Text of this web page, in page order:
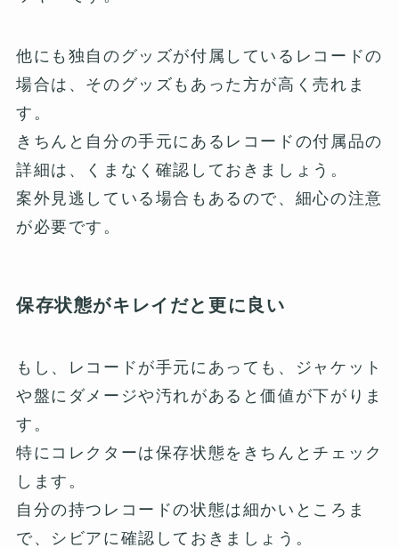
他にも独自のグッズが付属しているレコードの
場合は、そのグッズもあった方が高く売れま
す。
きちんと自分の手元にあるレコードの付属品の
詳細は、くまなく確認しておきましょう。
案外見逃している場合もあるので、細心の注意
が必要です。
保存状態がキレイだと更に良い
もし、レコードが手元にあっても、ジャケット
や盤にダメージや汚れがあると価値が下がりま
す。
特にコレクターは保存状態をきちんとチェック
します。
自分の持つレコードの状態は細かいところま
で、シビアに確認しておきましょう。